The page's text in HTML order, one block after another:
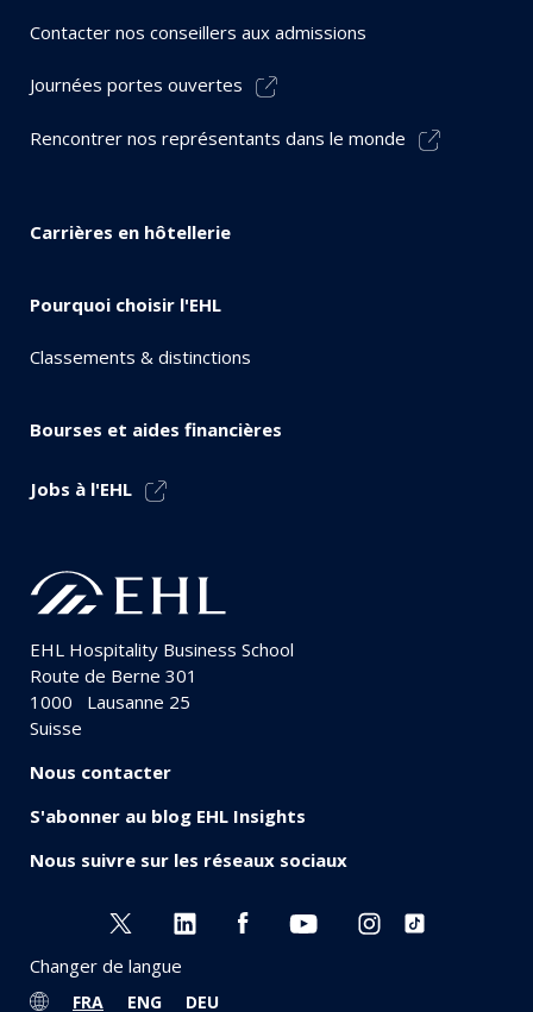
Contacter nos conseillers aux admissions
Journées portes ouvertes
Rencontrer nos représentants dans le monde
Carrières en hôtellerie
Pourquoi choisir l'EHL
Classements & distinctions
Bourses et aides financières
Jobs à l'EHL
EHL Hospitality Business School
Route de Berne 301
1000
Lausanne 25
Suisse
Nous contacter
S'abonner au blog EHL Insights
Nous suivre sur les réseaux sociaux
Changer de langue
FRA ENG DEU